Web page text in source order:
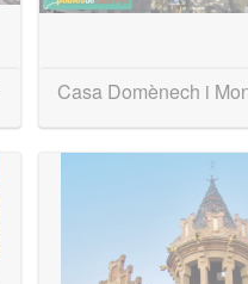
Casa Domènech i